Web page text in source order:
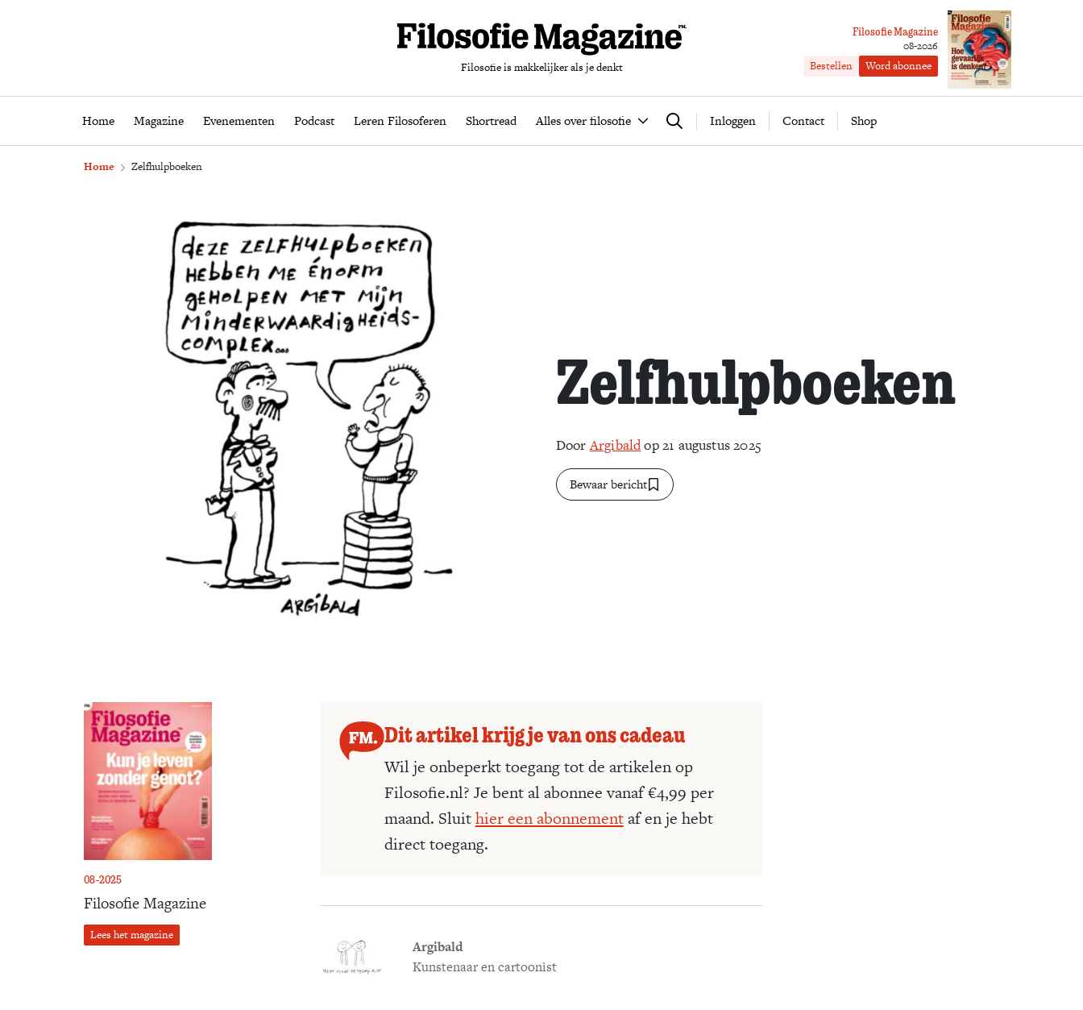
Filosofie is makkelijker als je denkt
Filosofie Magazine
08-2026
Bestellen Word abonnee
Home Magazine Evenementen Podcast Leren Filosoferen Shortread Alles over filosofie Zoeken Inloggen Contact Shop
Home Magazine Evenementen Podcast Leren Filosoferen Shortread Alles over filosofie Word abonnee
Home Zelfhulpboeken
Zelfhulpboeken
DoorArgibaldop 21 augustus 2025
Bewaar bericht
08-2025
Filosofie Magazine
Lees het magazine
Dit artikel krijg je van ons cadeau
Wil je onbeperkt toegang tot de artikelen op
Filosofie.nl? Je bent al abonnee vanaf €4,99 per
maand. Sluithier een abonnementaf en je hebt
direct toegang.
Argibald
Kunstenaar en cartoonist